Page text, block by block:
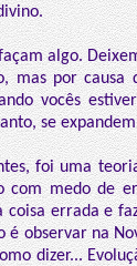
algo.
mas por causa
vocês
se
foi uma
com medo de
coisa errada e
é observar na
dizer...